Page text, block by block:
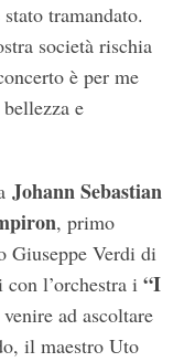
tramandato.
società rischia
è per me
e
Johann Sebastian
, primo
Giuseppe Verdi di
l’orchestra i “I
ad ascoltare
il maestro Uto